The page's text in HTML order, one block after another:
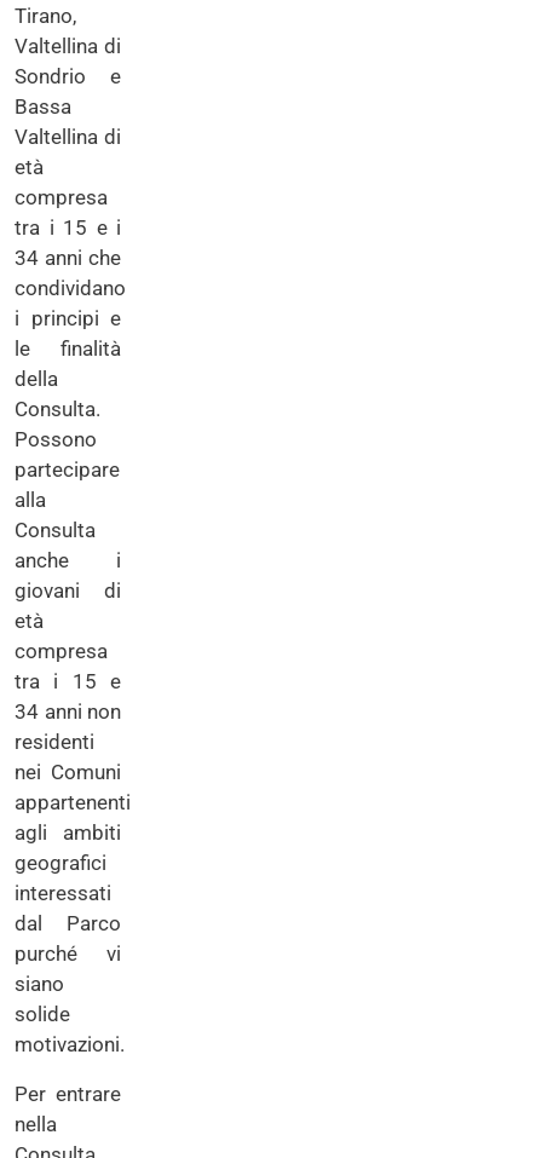
Tirano,
Valtellina di
Sondrio e
Bassa
Valtellina di
età
compresa
tra i 15 e i
34 anni che
condividano
i principi e
le finalità
della
Consulta.
Possono
partecipare
alla
Consulta
anche i
giovani di
età
compresa
tra i 15 e
34 anni non
residenti
nei Comuni
appartenenti
agli ambiti
geografici
interessati
dal Parco
purché vi
siano
solide
motivazioni.
Per entrare
nella